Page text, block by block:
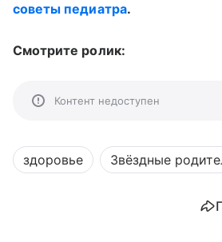
советы педиатра.
Смотрите ролик:
Контент недоступен
здоровье Звёздные